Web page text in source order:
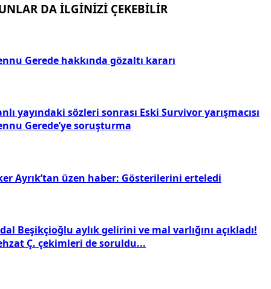
DA İLGİNİZİ ÇEKEBİLİR
Gerede hakkında gözaltı kararı
yayındaki sözleri sonrası Eski Survivor yarışmacısı
Gerede’ye soruşturma
Ayrık’tan üzen haber: Gösterilerini erteledi
Beşikçioğlu aylık gelirini ve mal varlığını açıkladı!
Ç. çekimleri de soruldu...